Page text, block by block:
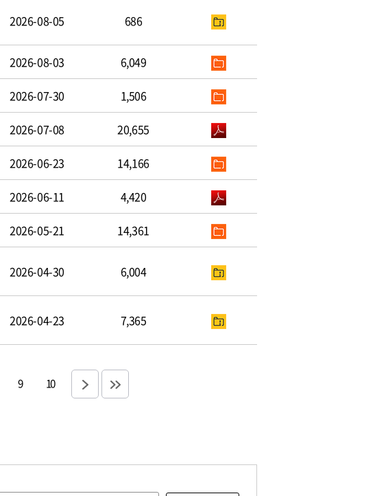
2026-08-05 686
2026-08-03 6,049
2026-07-30 1,506
2026-07-08 20,655
2026-06-23 14,166
2026-06-11 4,420
2026-05-21 14,361
2026-04-30 6,004
2026-04-23 7,365
9 10